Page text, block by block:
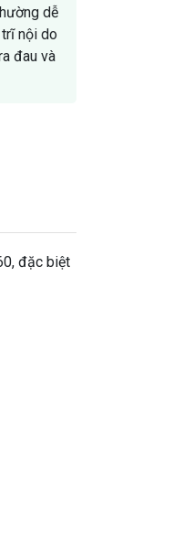
dễ
trĩ nội do
đau và
đặc biệt